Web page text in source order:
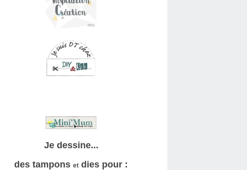
Je dessine...
des tampons et dies pour :